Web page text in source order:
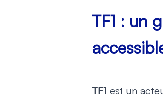
TF1 : un
TF1 est un